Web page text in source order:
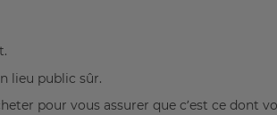
lieu public sûr.
pour vous assurer que c’est ce dont